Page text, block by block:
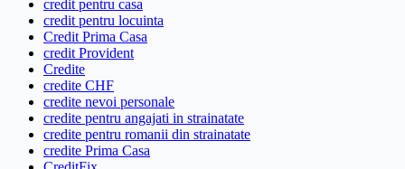
credit pentru casa
credit pentru locuinta
Credit Prima Casa
credit Provident
Credite
credite CHF
credite nevoi personale
credite pentru angajati in strainatate
credite pentru romanii din strainatate
credite Prima Casa